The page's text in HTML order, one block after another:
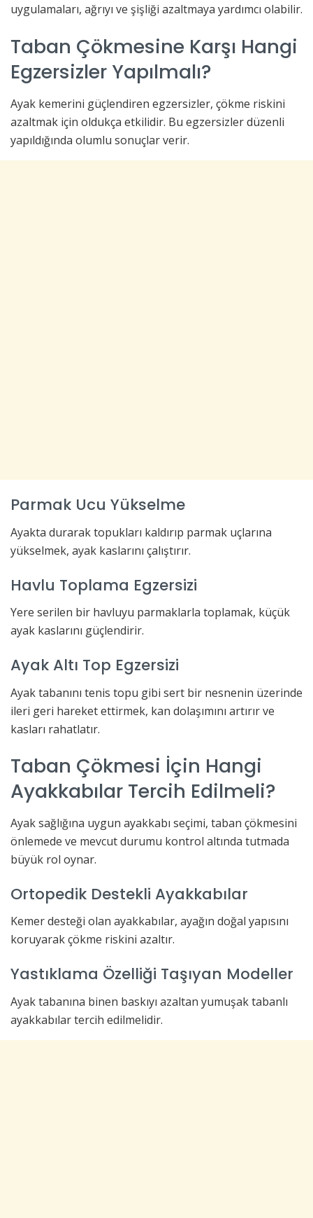
uygulamaları, ağrıyı ve şişliği azaltmaya yardımcı olabilir.
Taban Çökmesine Karşı Hangi
Egzersizler Yapılmalı?
Ayak kemerini güçlendiren egzersizler, çökme riskini
azaltmak için oldukça etkilidir. Bu egzersizler düzenli
yapıldığında olumlu sonuçlar verir.
Parmak Ucu Yükselme
Ayakta durarak topukları kaldırıp parmak uçlarına
yükselmek, ayak kaslarını çalıştırır.
Havlu Toplama Egzersizi
Yere serilen bir havluyu parmaklarla toplamak, küçük
ayak kaslarını güçlendirir.
Ayak Altı Top Egzersizi
Ayak tabanını tenis topu gibi sert bir nesnenin üzerinde
ileri geri hareket ettirmek, kan dolaşımını artırır ve
kasları rahatlatır.
Taban Çökmesi İçin Hangi
Ayakkabılar Tercih Edilmeli?
Ayak sağlığına uygun ayakkabı seçimi, taban çökmesini
önlemede ve mevcut durumu kontrol altında tutmada
büyük rol oynar.
Ortopedik Destekli Ayakkabılar
Kemer desteği olan ayakkabılar, ayağın doğal yapısını
koruyarak çökme riskini azaltır.
Yastıklama Özelliği Taşıyan Modeller
Ayak tabanına binen baskıyı azaltan yumuşak tabanlı
ayakkabılar tercih edilmelidir.